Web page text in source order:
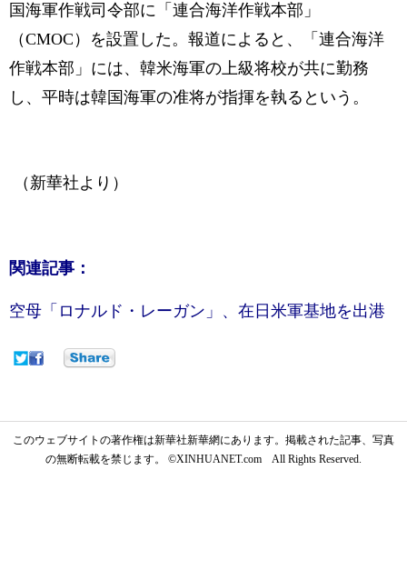
国海軍作戦司令部に「連合海洋作戦本部」
（CMOC）を設置した。報道によると、「連合海洋
作戦本部」には、韓米海軍の上級将校が共に勤務
し、平時は韓国海軍の准将が指揮を執るという。
（新華社より）
関連記事：
空母「ロナルド・レーガン」、在日米軍基地を出港
このウェブサイトの著作権は新華社新華網にあります。掲載された記事、写真
の無断転載を禁じます。 ©XINHUANET.com All Rights Reserved.